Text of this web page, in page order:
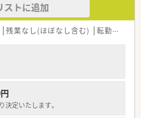
ストに追加
残業なし(ほぼなし含む) 転勤なし
決定いたします。